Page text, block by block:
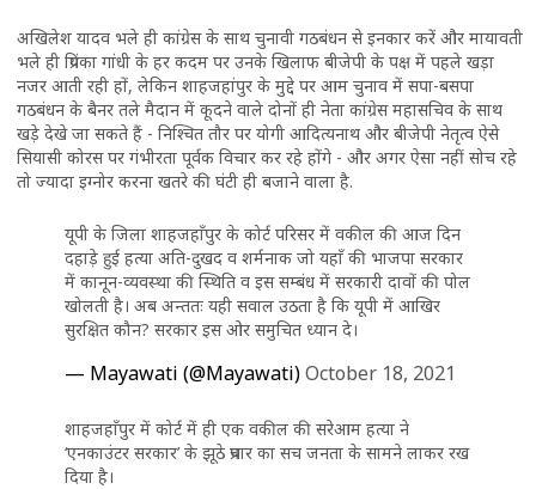
अखिलेश यादव भले ही कांग्रेस के साथ चुनावी गठबंधन से इनकार करें और मायावती
भले ही प्रियंका गांधी के हर कदम पर उनके खिलाफ बीजेपी के पक्ष में पहले खड़ा
नजर आती रही हों, लेकिन शाहजहांपुर के मुद्दे पर आम चुनाव में सपा-बसपा
गठबंधन के बैनर तले मैदान में कूदने वाले दोनों ही नेता कांग्रेस महासचिव के साथ
खड़े देखे जा सकते हैं - निश्चित तौर पर योगी आदित्यनाथ और बीजेपी नेतृत्व ऐसे
सियासी कोरस पर गंभीरता पूर्वक विचार कर रहे होंगे - और अगर ऐसा नहीं सोच रहे
तो ज्यादा इग्नोर करना खतरे की घंटी ही बजाने वाला है.
यूपी के जिला शाहजहाँपुर के कोर्ट परिसर में वकील की आज दिन
दहाड़े हुई हत्या अति-दुखद व शर्मनाक जो यहाँ की भाजपा सरकार
में कानून-व्यवस्था की स्थिति व इस सम्बंध में सरकारी दावों की पोल
खोलती है। अब अन्ततः यही सवाल उठता है कि यूपी में आखिर
सुरक्षित कौन? सरकार इस ओर समुचित ध्यान दे।
— Mayawati (@Mayawati)October 18, 2021
शाहजहाँपुर में कोर्ट में ही एक वकील की सरेआम हत्या ने
‘एनकाउंटर सरकार’ के झूठे प्रचार का सच जनता के सामने लाकर रख
दिया है।